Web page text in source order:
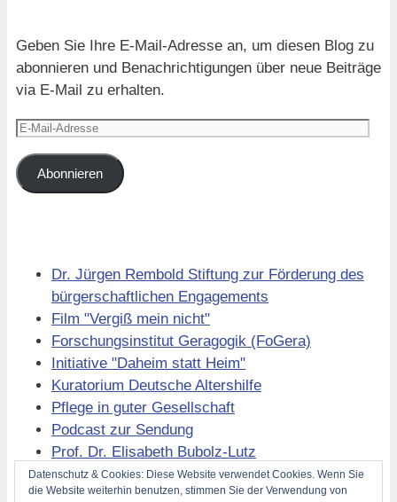
Geben Sie Ihre E-Mail-Adresse an, um diesen Blog zu
abonnieren und Benachrichtigungen über neue Beiträge
via E-Mail zu erhalten.
E-
Adresse
Abonnieren
Dr. Jürgen Rembold Stiftung zur Förderung des
bürgerschaftlichen Engagements
Film "Vergiß mein nicht"
Forschungsinstitut Geragogik (FoGera)
Initiative "Daheim statt Heim"
Kuratorium Deutsche Altershilfe
Pflege in guter Gesellschaft
Podcast zur Sendung
Prof. Dr. Elisabeth Bubolz-Lutz
Volkssolidarität Berlin
Datenschutz & Cookies: Diese Website verwendet Cookies. Wenn Sie
die Website weiterhin benutzen, stimmen Sie der Verwendung von